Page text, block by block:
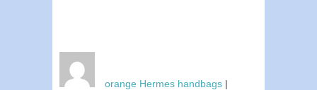
orange Hermes handbags |